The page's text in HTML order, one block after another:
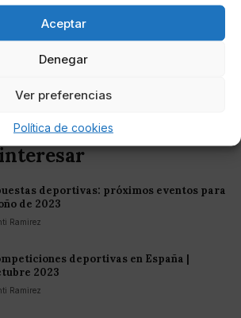
Aceptar
Denegar
Ver preferencias
Política de cookies
regresa para iOS en la Unión
deportivas: próximos eventos para
de 2023
Ramirez
deportivas en España |
2023
Ramirez